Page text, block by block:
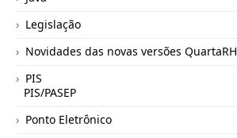
Legislação
Novidades das novas versões QuartaRH
PIS
PIS/PASEP
Ponto Eletrônico